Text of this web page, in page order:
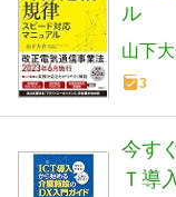
ル
山下
3
今す
Ｔ導